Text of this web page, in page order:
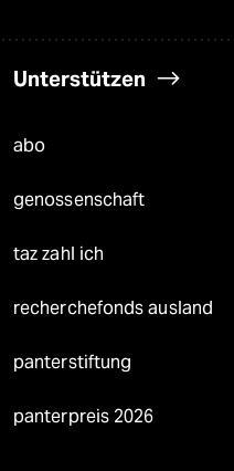
Unterstützen
abo
genossenschaft
taz zahl ich
recherchefonds ausland
panterstiftung
panterpreis 2026